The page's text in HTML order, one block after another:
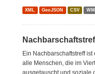
XML GeoJSON CSV
Ein Nachbarschaftstreff
alle Menschen, die im
ausgetauscht und soziale